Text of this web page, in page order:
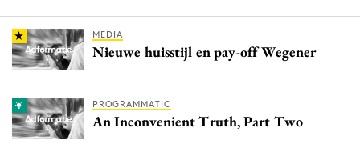
MEDIA
Nieuwe huisstijl en pay-off Wegener
PROGRAMMATIC
An Inconvenient Truth, Part Two